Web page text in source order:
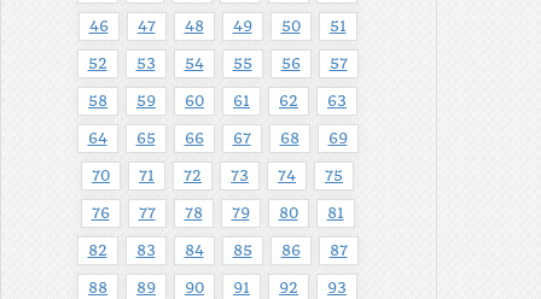
46 47 48 49 50 51
52 53 54 55 56 57
58 59 60 61 62 63
64 65 66 67 68 69
70 71 72 73 74 75
76 77 78 79 80 81
82 83 84 85 86 87
88 89 90 91 92 93